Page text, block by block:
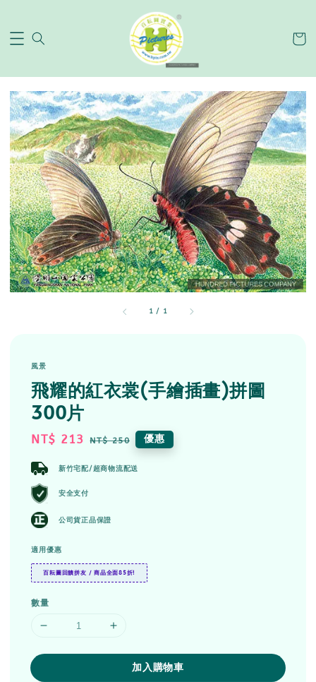
1 / 1
風景
飛耀的紅衣裳(手繪插畫)拼圖
300片
Sale
NT$ 213 Regular
NT$ 250 優惠
新竹宅配/超商物流配送
安全支付
公司貨正品保證
適用優惠
百耘圖回饋拼友 / 商品全面85折!
數量
加入購物車